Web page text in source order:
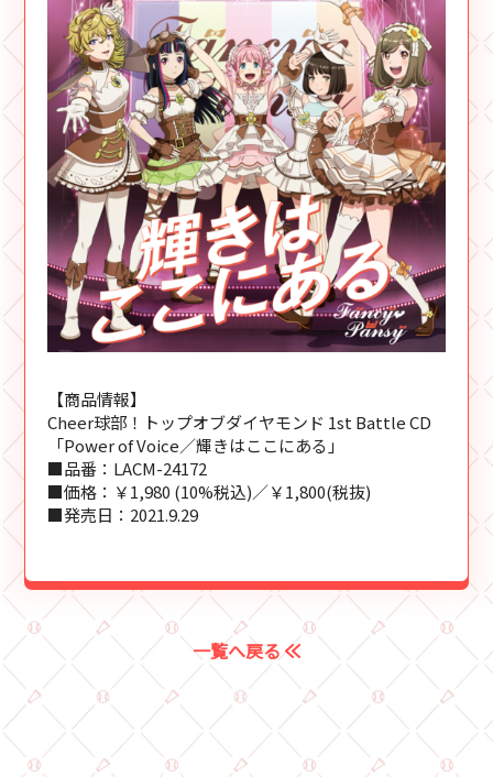
【商品情報】
Cheer球部！トップオブダイヤモンド 1st Battle CD
「Power of Voice／輝きはここにある」
■品番：LACM-24172
■価格：￥1,980 (10%税込)／￥1,800(税抜)
■発売日：2021.9.29
一覧へ戻る